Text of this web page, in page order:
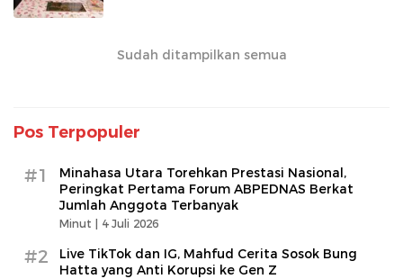
Sudah ditampilkan semua
Pos Terpopuler
#1
Minahasa Utara Torehkan Prestasi Nasional,
Peringkat Pertama Forum ABPEDNAS Berkat
Jumlah Anggota Terbanyak
Minut | 4 Juli 2026
#2
Live TikTok dan IG, Mahfud Cerita Sosok Bung
Hatta yang Anti Korupsi ke Gen Z